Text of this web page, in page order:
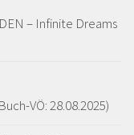
– Infinite Dreams
VÖ: 28.08.2025)